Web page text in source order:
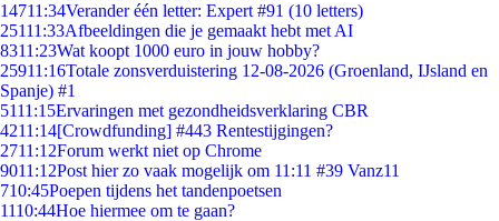
14711:34Verander één letter: Expert #91 (10 letters)
25111:33Afbeeldingen die je gemaakt hebt met AI
8311:23Wat koopt 1000 euro in jouw hobby?
25911:16Totale zonsverduistering 12-08-2026 (Groenland, IJsland en
Spanje) #1
5111:15Ervaringen met gezondheidsverklaring CBR
4211:14[Crowdfunding] #443 Rentestijgingen?
2711:12Forum werkt niet op Chrome
9011:12Post hier zo vaak mogelijk om 11:11 #39 Vanz11
710:45Poepen tijdens het tandenpoetsen
1110:44Hoe hiermee om te gaan?